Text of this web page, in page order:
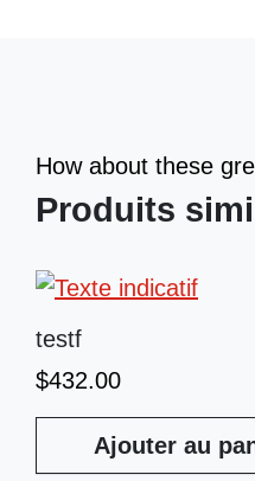
How about these
Produits
testf
$432.00
Ajouter au